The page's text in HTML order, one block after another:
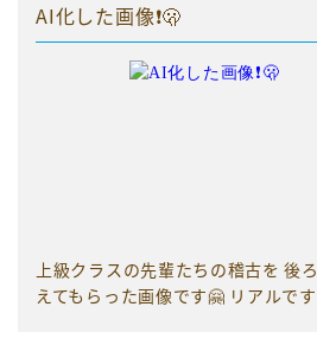
AI化した画像❗️🫢
上級クラスの先輩たちの稽古を 後
えてもらった画像です🤗 リアルで